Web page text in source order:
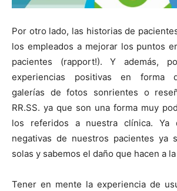
Por otro lado, las historias de
los empleados a mejorar los puntos
pacientes (rapport!). Y además,
experiencias positivas en forma
galerías de fotos sonrientes o
RR.SS. ya que son una forma muy
los referidos a nuestra clínica. Ya
negativas de nuestros pacientes ya
solas y sabemos el daño que hacen a
Tener en mente la experiencia de